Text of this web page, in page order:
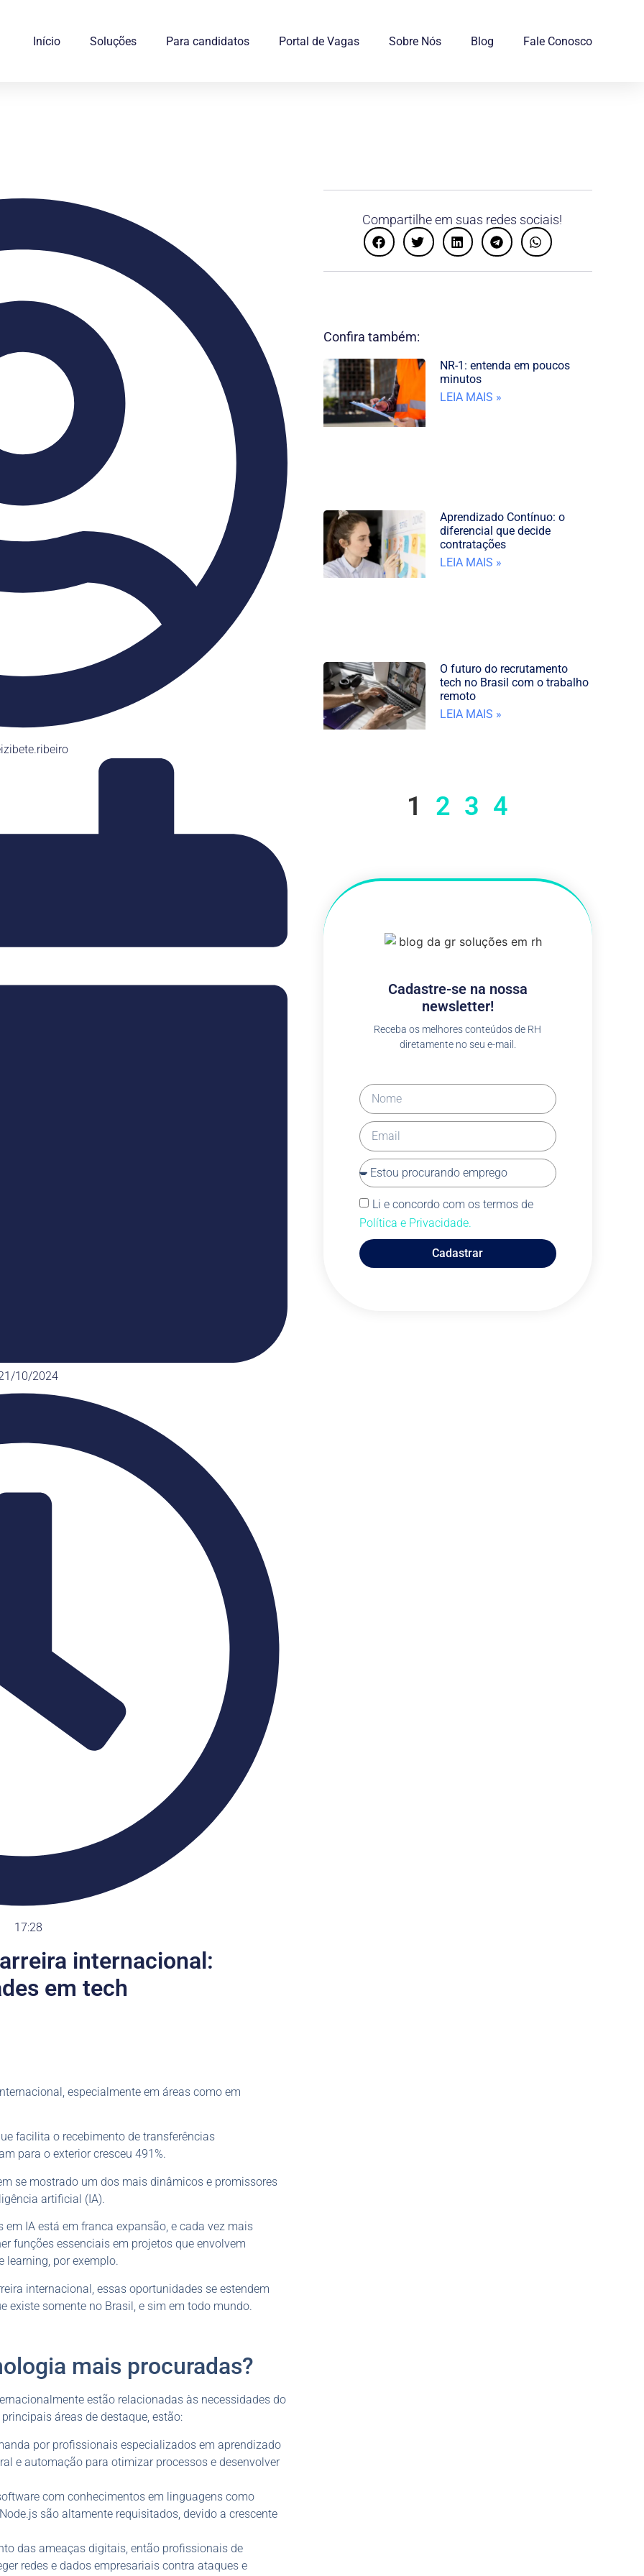
Início Soluções Para candidatos Portal de Vagas Sobre Nós Blog Fale Conosco
10/2024
17:28
internacional:
em tech
especialmente em áreas como em
facilita o recebimento de transferências
para o exterior cresceu 491%.
se mostrado um dos mais dinâmicos e promissores
artificial (IA).
IA está em franca expansão, e cada vez mais
funções essenciais em projetos que envolvem
learning, por exemplo.
internacional, essas oportunidades se estendem
existe somente no Brasil, e sim em todo mundo.
mais procuradas?
estão relacionadas às necessidades do
áreas de destaque, estão:
por profissionais especializados em aprendizado
e automação para otimizar processos e desenvolver
com conhecimentos em linguagens como
são altamente requisitados, devido a crescente
das ameaças digitais, então profissionais de
redes e dados empresariais contra ataques e
Compartilhe em suas redes sociais!
Confira também:
NR-1: entenda em poucos
minutos
LEIA MAIS »
Aprendizado Contínuo: o
diferencial que decide
contratações
LEIA MAIS »
O futuro do recrutamento
tech no Brasil com o trabalho
remoto
LEIA MAIS »
1 2 3 4
Cadastre-se na nossa
newsletter!
Receba os melhores conteúdos de RH
diretamente no seu e-mail.
Li e concordo com os termos de
Política e Privacidade.
Cadastrar